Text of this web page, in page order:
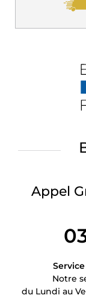
Appel
Notre
du Lundi au